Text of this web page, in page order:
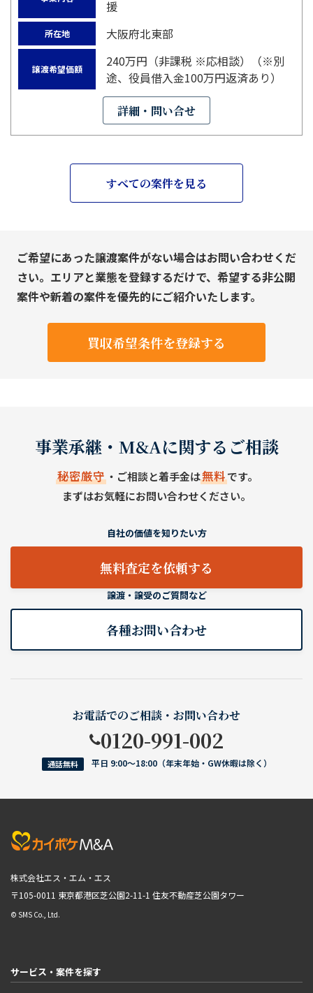
援
所在地 大阪府北東部
譲渡希望価額
240万円（非課税 ※応相談）（※別
途、役員借入金100万円返済あり）
詳細・問い合せ
すべての案件を見る
ご希望にあった譲渡案件がない場合はお問い合わせくだ
さい。エリアと業態を登録するだけで、希望する非公開
案件や新着の案件を優先的にご紹介いたします。
買収希望条件を登録する
事業承継・M&Aに関するご相談
秘密厳守・ご相談と着手金は無料です。
まずはお気軽にお問い合わせください。
自社の価値を知りたい方
無料査定を依頼する
譲渡・譲受のご質問など
各種お問い合わせ
お電話でのご相談・お問い合わせ
0120-991-002
通話無料 平日 9:00〜18:00（年末年始・GW休暇は除く）
株式会社エス・エム・エス
〒105-0011 東京都港区芝公園2-11-1 住友不動産芝公園タワー
© SMS Co., Ltd.
サービス・案件を探す